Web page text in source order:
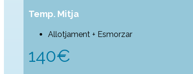
Temp. Mitja
Allotjament + Esmorzar
140€